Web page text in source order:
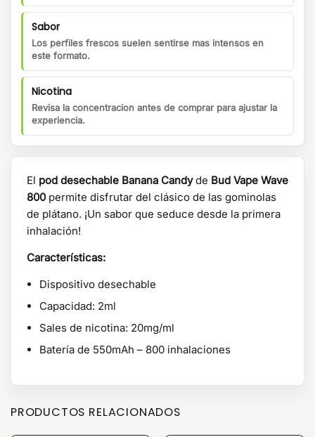
Sabor
Los perfiles frescos suelen sentirse mas intensos en
este formato.
Nicotina
Revisa la concentracion antes de comprar para ajustar la
experiencia.
El pod desechable Banana Candyde Bud Vape Wave
800permite disfrutar del clásico de las gominolas
de plátano. ¡Un sabor que seduce desde la primera
inhalación!
Características:
Dispositivo desechable
Capacidad: 2ml
Sales de nicotina: 20mg/ml
Batería de 550mAh – 800 inhalaciones
PRODUCTOS RELACIONADOS